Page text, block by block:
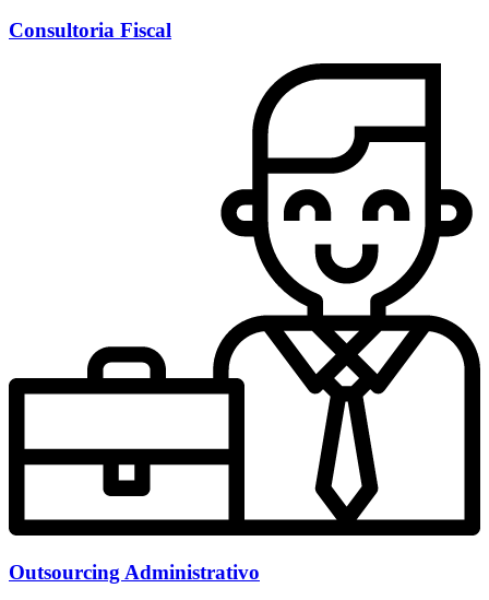
Consultoria Fiscal
Outsourcing Administrativo